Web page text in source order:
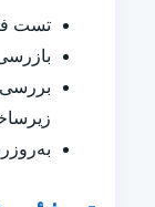
تست